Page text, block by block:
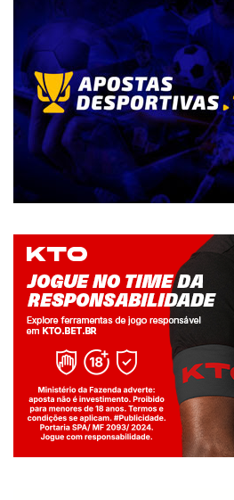
Jogue com responsabilidade. 18+